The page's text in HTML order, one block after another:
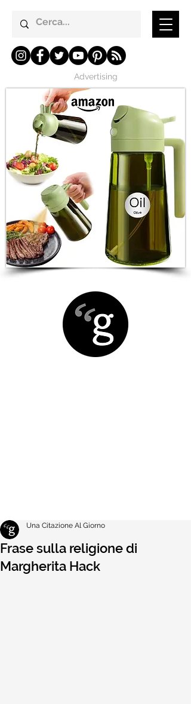
Advertising
Frase sulla religione di
Margherita Hack
Una Citazione Al Giorno